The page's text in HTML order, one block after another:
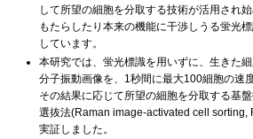
して所望の細胞を分取する技術が活用され
もたらしたり本来の機能に干渉しうる蛍光
しています。
本研究では、蛍光標識を用いずに、生きた
分子振動画像を、1秒間に最大100細胞の速
その結果に応じて所望の細胞を分取する基
選抜法(Raman image-activated cell sorting,
実証しました。